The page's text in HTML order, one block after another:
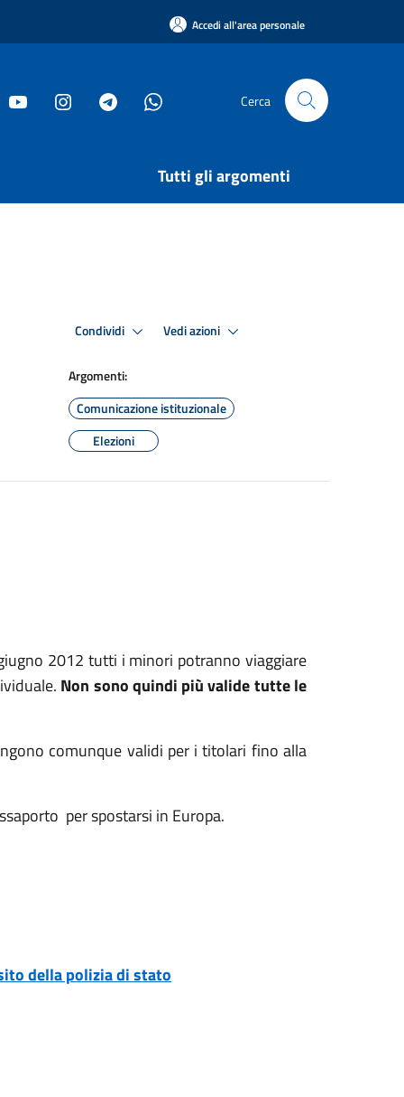
Accedi all'area personale
Cerca
Tutti gli argomenti
Condividi Vedi azioni
Argomenti:
Comunicazione istituzionale
Elezioni
2012 tutti i minori potranno viaggiare
Non sono quindi più valide tutte le
comunque validi per i titolari fino alla
per spostarsi in Europa.
della polizia di stato